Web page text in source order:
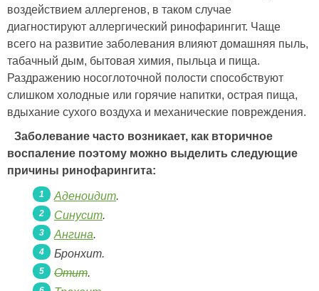
воздействием аллергенов, в таком случае
диагностируют аллергический ринофарингит. Чаще
всего на развитие заболевания влияют домашняя пыль,
табачный дым, бытовая химия, пыльца и пища.
Раздражению носоглоточной полости способствуют
слишком холодные или горячие напитки, острая пища,
вдыхание сухого воздуха и механические повреждения.
Заболевание часто возникает, как вторичное
воспаление поэтому можно выделить следующие
причины ринофарингита:
Аденоидит.
Синусит.
Ангина.
Бронхит.
Отит.